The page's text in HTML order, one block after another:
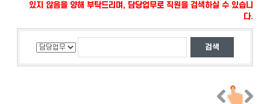
있지 않음을 양해 부탁드리며, 담당업무로 직원을 검색하실 수 있습니
다.